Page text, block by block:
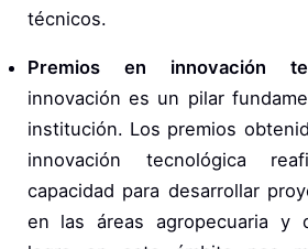
técnicos.
Premios en innovación
innovación es un pilar
institución. Los premios
innovación tecnológica
capacidad para desarrollar
en las áreas agropecuaria y